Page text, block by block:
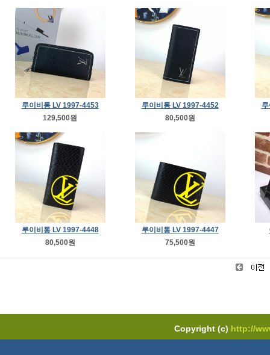
루이비통 LV 1997-4453
129,500원
루이비통 LV 1997-4452
80,500원
루이비통 LV 1997-4448
80,500원
루이비통 LV 1997-4447
75,500원
Copyright (c) http://